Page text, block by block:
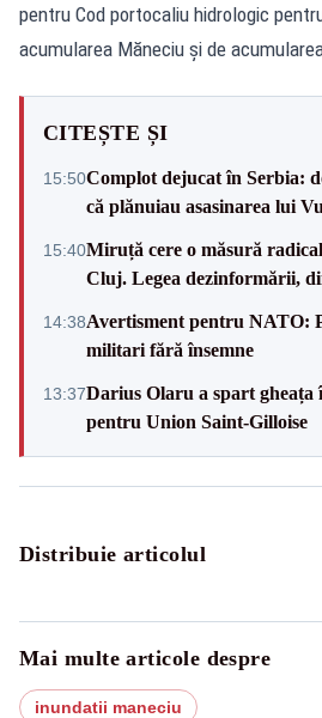
pentru Cod portocaliu hidrologic
acumularea Măneciu și de
CITEȘTE ȘI
15:50Complot dejucat în Serbia:
că plănuiau asasinarea lui
15:40Miruță cere o măsură
Cluj. Legea dezinformării,
14:38Avertisment pentru NATO:
militari fără însemne
13:37Darius Olaru a spart gheața
pentru Union Saint-Gilloise
Distribuie articolul
Mai multe articole despre
inundatii maneciu